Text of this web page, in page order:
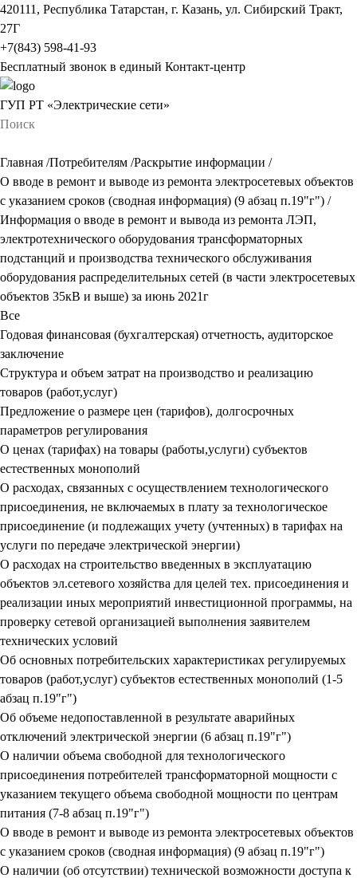
420111, Республика Татарстан, г. Казань, ул. Сибирский Тракт,
27Г
+7(843) 598-41-93
Бесплатный звонок в единый Контакт-центр
ГУП РТ «Электрические сети»
Главная /Потребителям /Раскрытие информации /
О вводе в ремонт и выводе из ремонта электросетевых объектов
с указанием сроков (сводная информация) (9 абзац п.19"г") /
Информация о вводе в ремонт и вывода из ремонта ЛЭП,
электротехнического оборудования трансформаторных
подстанций и производства технического обслуживания
оборудования распределительных сетей (в части электросетевых
объектов 35кВ и выше) за июнь 2021г
Все
Годовая финансовая (бухгалтерская) отчетность, аудиторское
заключение
Структура и объем затрат на производство и реализацию
товаров (работ,услуг)
Предложение о размере цен (тарифов), долгосрочных
параметров регулирования
О ценах (тарифах) на товары (работы,услуги) субъектов
естественных монополий
О расходах, связанных с осуществлением технологического
присоединения, не включаемых в плату за технологическое
присоединение (и подлежащих учету (учтенных) в тарифах на
услуги по передаче электрической энергии)
О расходах на строительство введенных в эксплуатацию
объектов эл.сетевого хозяйства для целей тех. присоединения и
реализации иных мероприятий инвестиционной программы, на
проверку сетевой организацией выполнения заявителем
технических условий
Об основных потребительских характеристиках регулируемых
товаров (работ,услуг) субъектов естественных монополий (1-5
абзац п.19"г")
Об объеме недопоставленной в результате аварийных
отключений электрической энергии (6 абзац п.19"г")
О наличии объема свободной для технологического
присоединения потребителей трансформаторной мощности с
указанием текущего объема свободной мощности по центрам
питания (7-8 абзац п.19"г")
О вводе в ремонт и выводе из ремонта электросетевых объектов
с указанием сроков (сводная информация) (9 абзац п.19"г")
О наличии (об отсутствии) технической возможности доступа к